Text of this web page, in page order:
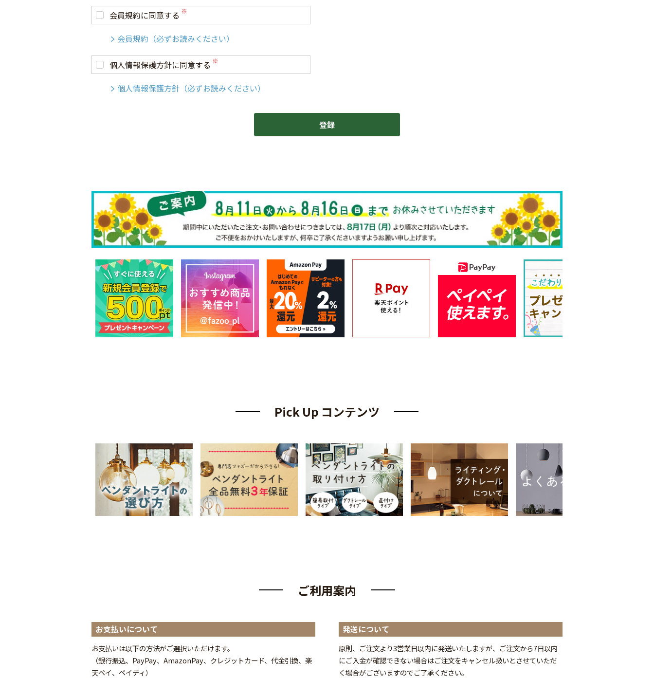
会員規約に同意する
会員規約（必ずお読みください）
個人情報保護方針に同意する
個人情報保護方針（必ずお読みください）
登録
Pick Up コンテンツ
ご利用案内
お支払いについて
お支払いは以下の方法がご選択いただけます。
（銀行振込、PayPay、AmazonPay、クレジットカード、代金引換、楽
天ペイ、ペイディ）
発送について
原則、ご注文より3営業日以内に発送いたしますが、ご注文から7日以内
にご入金が確認できない場合はご注文をキャンセル扱いとさせていただ
く場合がございますのでご了承ください。